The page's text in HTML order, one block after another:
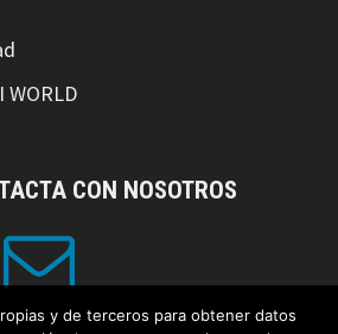
WORLD
CON NOSOTROS
y de terceros para obtener datos